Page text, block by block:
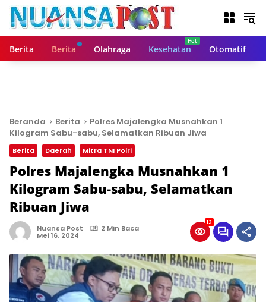
Berita Berita Olahraga Kesehatan Otomatif
Beranda Berita
Polres Majalengka Musnahkan 1
Kilogram Sabu-sabu, Selamatkan Ribuan Jiwa
Berita Daerah Mitra TNI Polri
Polres Majalengka Musnahkan 1
Kilogram Sabu-sabu, Selamatkan
Ribuan Jiwa
Nuansa Post 2 Min Baca
Mei 16, 2024
13